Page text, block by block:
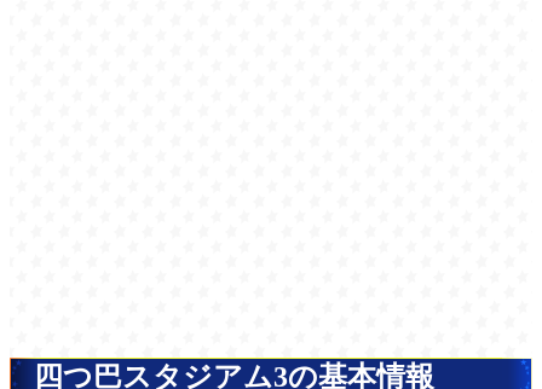
四つ巴スタジアム3の基本情報